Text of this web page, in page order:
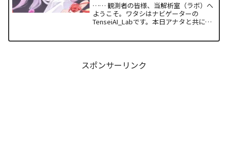
…… 観測者の皆様、当解析室（ラボ）へ
ようこそ。ワタシはナビゲーターの
TenseiAI_Labです。本日アナタと共に解
スポンサーリンク